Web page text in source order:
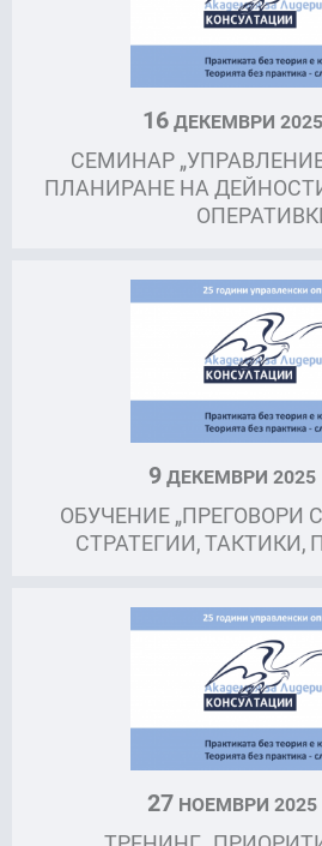
16ДЕКЕМВРИ 2025
СЕМИНАР
ПЛАНИРАНЕ НА
9ДЕКЕМВРИ 2025
ОБУЧЕНИЕ „ПРЕГОВОРИ
СТРАТЕГИИ, ТАКТИКИ,
27 НОЕМВРИ 2025